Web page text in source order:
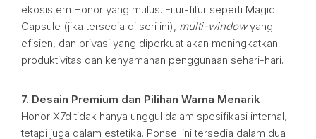
ekosistem Honor yang mulus. Fitur-fitur seperti Magic
Capsule (jika tersedia di seri ini), multi-windowyang
efisien, dan privasi yang diperkuat akan meningkatkan
produktivitas dan kenyamanan penggunaan sehari-hari.
7. Desain Premium dan Pilihan Warna Menarik
Honor X7d tidak hanya unggul dalam spesifikasi internal,
tetapi juga dalam estetika. Ponsel ini tersedia dalam dua